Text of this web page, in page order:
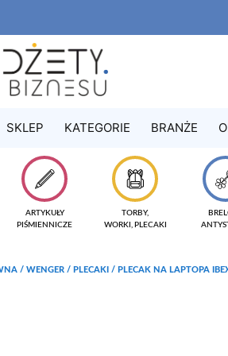
SKLEP KATEGORIE BRANŻE
ARTYKUŁY
PIŚMIENNICZE
TORBY,
WORKI, PLECAKI
/ WENGER / PLECAKI / PLECAK NA LAPTOPA